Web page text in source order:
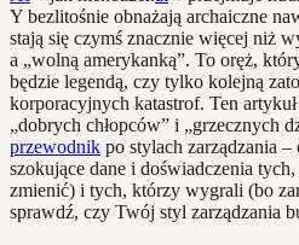
Y bezlitośnie obnażają archaiczne
stają się czymś znacznie więcej niż
a „wolną amerykanką”. To oręż,
będzie legendą, czy tylko kolejną
korporacyjnych katastrof. Ten
„dobrych chłopców” i „grzecznych
przewodnik po stylach zarządzania
szokujące dane i doświadczenia
zmienić) i tych, którzy wygrali (bo
sprawdź, czy Twój styl zarządzania